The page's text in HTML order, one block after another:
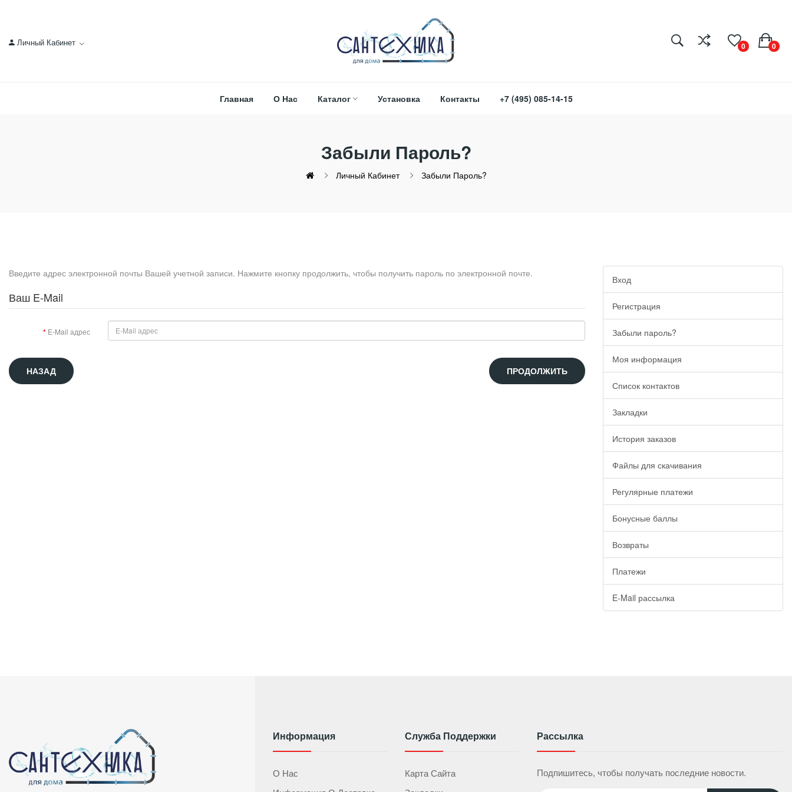
Личный Кабинет 0 0
Главная О Нас Каталог Установка Контакты +7 (495) 085-14-15
Забыли Пароль?
Личный Кабинет Забыли Пароль?
Введите адрес электронной почты Вашей учетной записи. Нажмите кнопку продолжить, чтобы получить пароль по электронной почте.
Ваш E-Mail
E-Mail адрес
НАЗАД
Вход
Регистрация
Забыли пароль?
Моя информация
Список контактов
Закладки
История заказов
Файлы для скачивания
Регулярные платежи
Бонусные баллы
Возвраты
Платежи
E-Mail рассылка
Информация
О Нас
Служба Поддержки
Карта Сайта
Рассылка
Подпишитесь, чтобы получать последние новости.